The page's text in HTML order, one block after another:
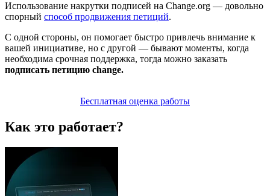
Использование накрутки подписей на Change.org — довольно
спорный способ продвижения петиций.
С одной стороны, он помогает быстро привлечь внимание к
вашей инициативе, но с другой — бывают моменты, когда
необходима срочная поддержка, тогда можно заказать
подписать петицию change.
Бесплатная оценка работы
Как это работает?